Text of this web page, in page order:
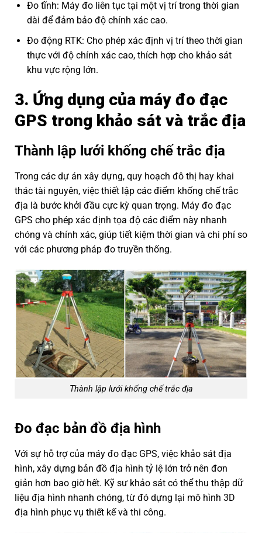
Đo tĩnh: Máy đo liên tục tại một vị trí trong thời gian
dài để đảm bảo độ chính xác cao.
Đo động RTK: Cho phép xác định vị trí theo thời gian
thực với độ chính xác cao, thích hợp cho khảo sát
khu vực rộng lớn.
3. Ứng dụng của máy đo đạc
GPS trong khảo sát và trắc địa
Thành lập lưới khống chế trắc địa
Trong các dự án xây dựng, quy hoạch đô thị hay khai
thác tài nguyên, việc thiết lập các điểm khống chế trắc
địa là bước khởi đầu cực kỳ quan trọng. Máy đo đạc
GPS cho phép xác định tọa độ các điểm này nhanh
chóng và chính xác, giúp tiết kiệm thời gian và chi phí so
với các phương pháp đo truyền thống.
Thành lập lưới khống chế trắc địa
Đo đạc bản đồ địa hình
Với sự hỗ trợ của máy đo đạc GPS, việc khảo sát địa
hình, xây dựng bản đồ địa hình tỷ lệ lớn trở nên đơn
giản hơn bao giờ hết. Kỹ sư khảo sát có thể thu thập dữ
liệu địa hình nhanh chóng, từ đó dựng lại mô hình 3D
địa hình phục vụ thiết kế và thi công.